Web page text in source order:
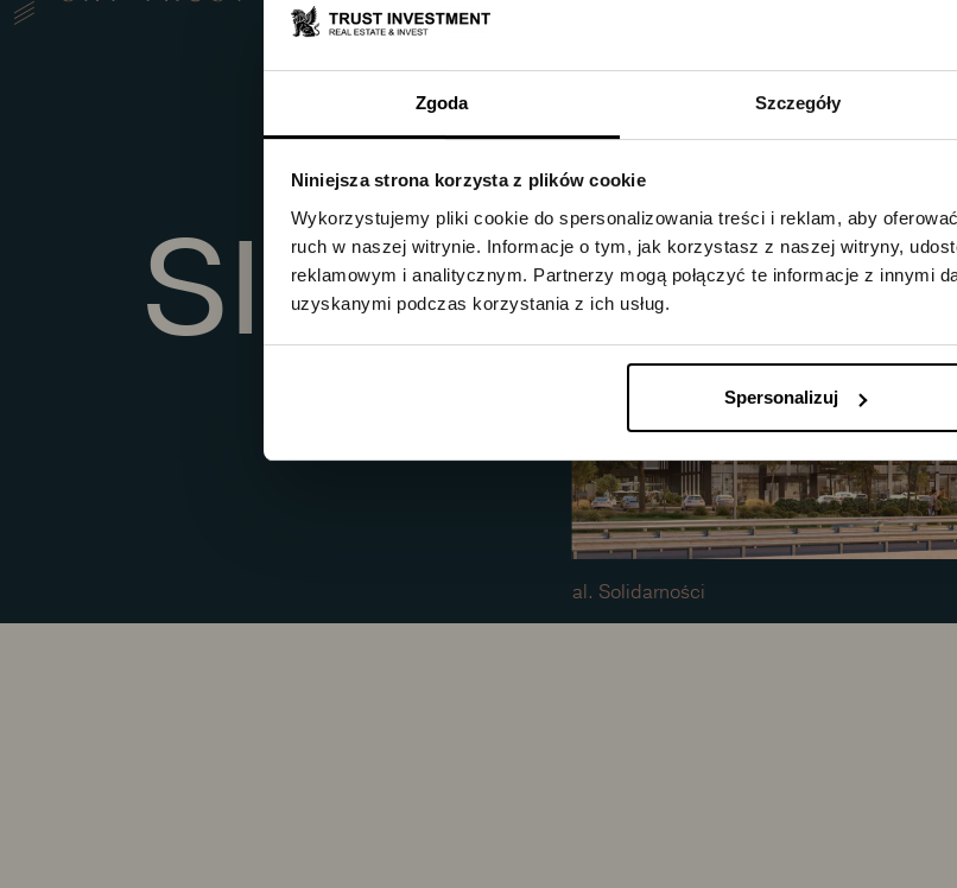
Zgoda Szczegóły
Niniejsza strona korzysta z plików cookie
Wykorzystujemy pliki cookie do spersonalizowania treści i reklam, aby
ruch w naszej witrynie. Informacje o tym, jak korzystasz z naszej witryny,
reklamowym i analitycznym. Partnerzy mogą połączyć te informacje z innymi
uzyskanymi podczas korzystania z ich usług.
Spersonalizuj
SIĘGNIJ
al. Solidarności